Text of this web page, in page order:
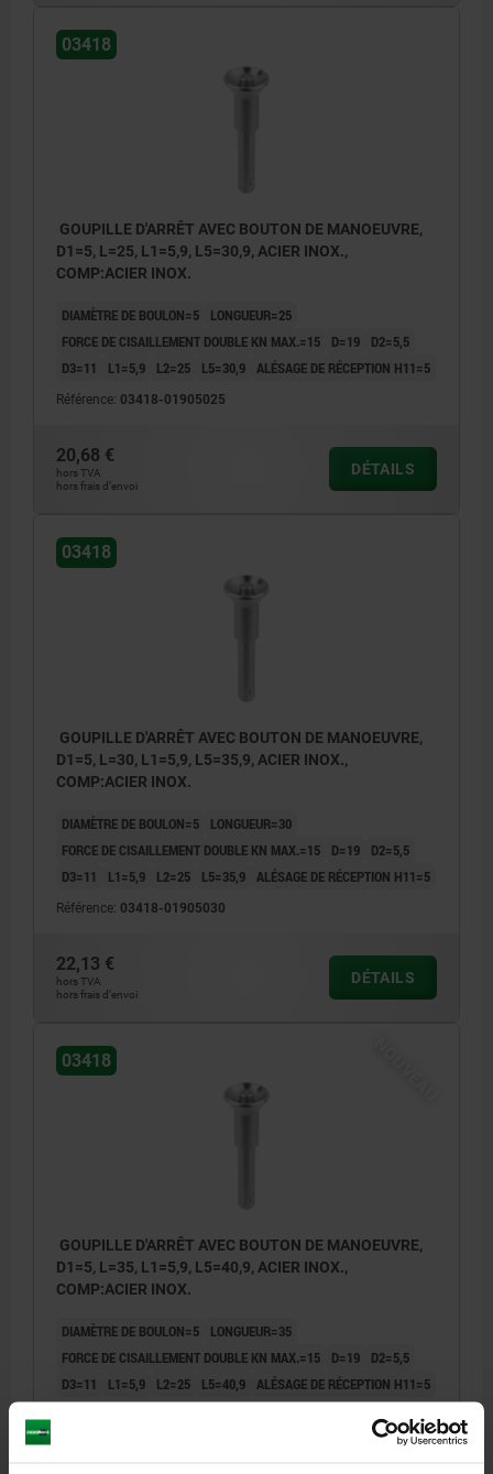
03418
GOUPILLE D'ARRÊT AVEC BOUTON DE MANOEUVRE,
D1=5, L=25, L1=5,9, L5=30,9, ACIER INOX.,
COMP:ACIER INOX.
DIAMÈTRE DE BOULON=5
LONGUEUR=25
FORCE DE CISAILLEMENT DOUBLE KN MAX.=15
D=19
D2=5,5
D3=11
L1=5,9 L2=25 L5=30,9 ALÉSAGE DE RÉCEPTION H11=5
Référence: 03418-01905025
20,68 €
hors TVA
hors frais d’envoi
DÉTAILS
03418
GOUPILLE D'ARRÊT AVEC BOUTON DE MANOEUVRE,
D1=5, L=30, L1=5,9, L5=35,9, ACIER INOX.,
COMP:ACIER INOX.
DIAMÈTRE DE BOULON=5
LONGUEUR=30
FORCE DE CISAILLEMENT DOUBLE KN MAX.=15
D=19
D2=5,5
D3=11
L1=5,9 L2=25 L5=35,9 ALÉSAGE DE RÉCEPTION H11=5
Référence: 03418-01905030
22,13 €
hors TVA
hors frais d’envoi
DÉTAILS
03418
GOUPILLE D'ARRÊT AVEC BOUTON DE MANOEUVRE,
D1=5, L=35, L1=5,9, L5=40,9, ACIER INOX.,
COMP:ACIER INOX.
DIAMÈTRE DE BOULON=5
LONGUEUR=35
FORCE DE CISAILLEMENT DOUBLE KN MAX.=15
D=19
D2=5,5
D3=11
L1=5,9 L2=25 L5=40,9 ALÉSAGE DE RÉCEPTION H11=5